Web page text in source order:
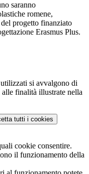
saranno
romene,
progetto finanziato
Erasmus Plus.
si avvalgono di
finalità illustrate nella
tutti i cookies
cookie consentire.
il funzionamento della